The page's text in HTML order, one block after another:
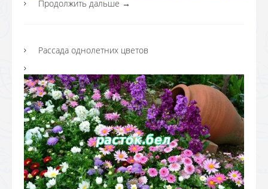
Продолжить дальше →
Рассада однолетних цветов